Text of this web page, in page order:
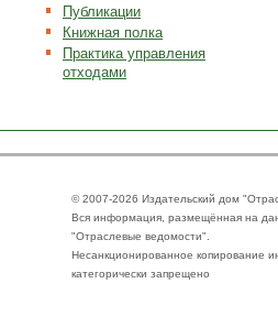
Публикации
Книжная полка
Практика управления
отходами
© 2007-2026 Издательский дом
Вся информация, размещённая на
"Отраслевые ведомости".
Несанкционированное копирование
категорически запрещено